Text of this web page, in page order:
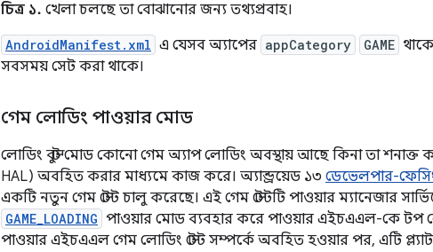
চিত্র ১. খেলা চলছে তা বোঝানোর জন্য তথ্যপ্রবাহ।
AndroidManifest.xml এ যেসব অ্যাপের appCategory GAME
সবসময় সেট করা থাকে।
গেম লোডিং পাওয়ার মোড
লোডিং বুস্ট মোড কোনো গেম অ্যাপ লোডিং অবস্থায় আছে কিনা তা
HAL) অবহিত করার মাধ্যমে কাজ করে। অ্যান্ড্রয়েড ১৩ ডেভেলপার-
একটি নতুন গেম স্টেট চালু করেছে। এই গেম স্টেটটি পাওয়ার ম্যানেজার
GAME_LOADING পাওয়ার মোড ব্যবহার করে পাওয়ার এইচএএল-কে টপ
পাওয়ার এইচএএল গেম লোডিং স্টেট সম্পর্কে অবহিত হওয়ার পর, এটি